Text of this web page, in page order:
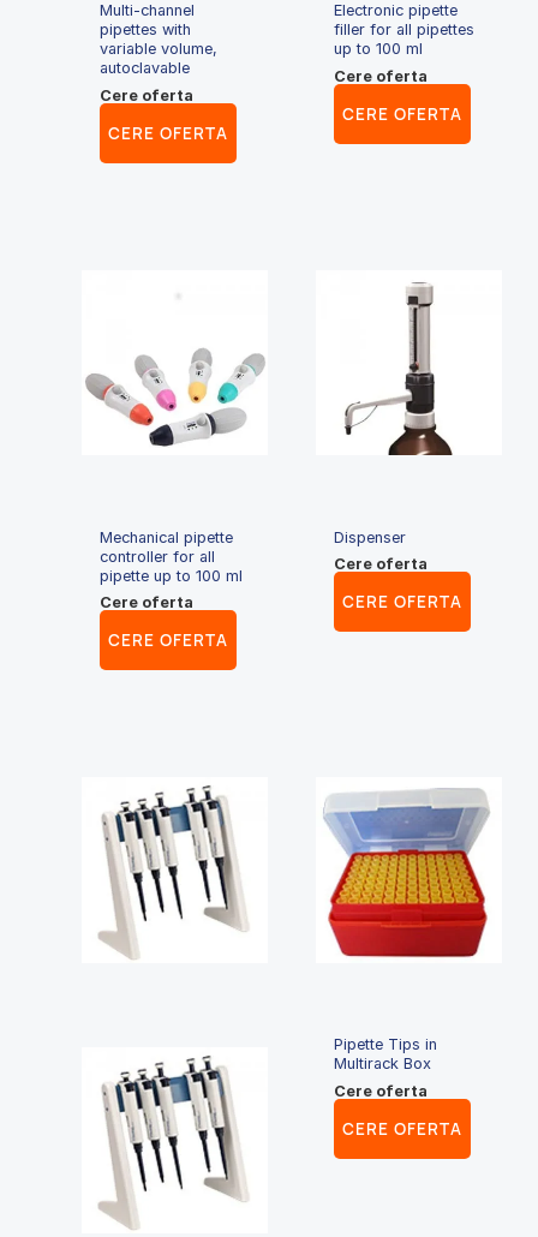
Multi-channel
pipettes with
variable volume,
autoclavable
Cere oferta
CERE OFERTA
Electronic pipette
filler for all pipettes
up to 100 ml
Cere oferta
CERE OFERTA
Mechanical pipette
controller for all
pipette up to 100 ml
Cere oferta
CERE OFERTA
Dispenser
Cere oferta
CERE OFERTA
Pipette Tips in
Multirack Box
Cere oferta
CERE OFERTA